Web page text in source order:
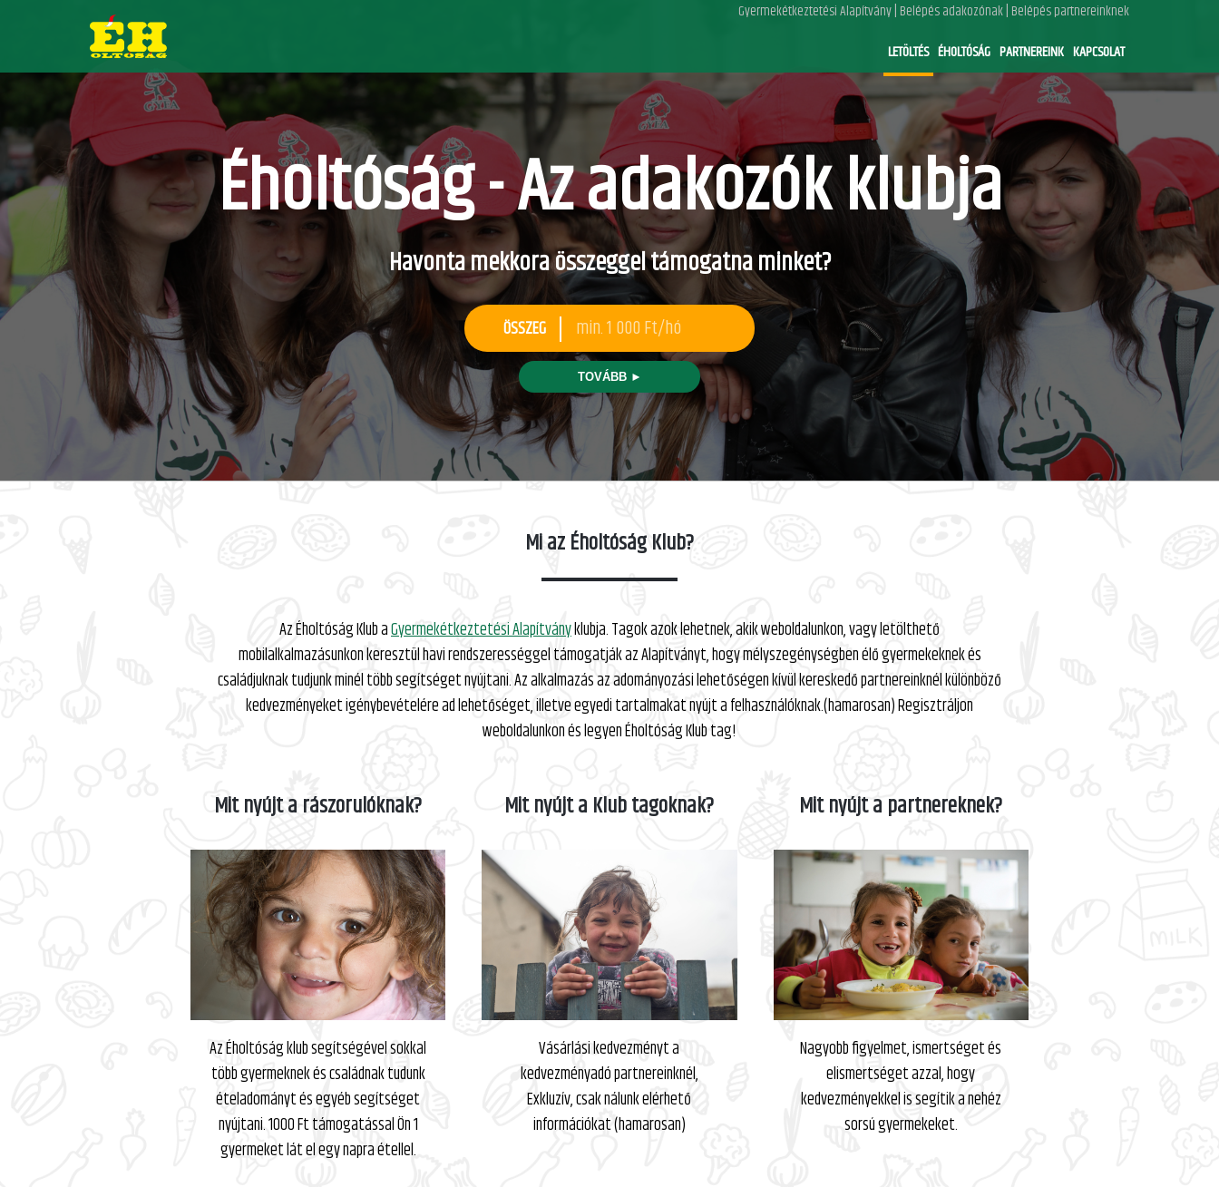
Gyermekétkeztetési Alapítvány| Belépés adakozónak| Belépés partnereinknek
LETÖLTÉS ÉHOLTÓSÁG PARTNEREINK KAPCSOLAT
Éholtóság - Az adakozók klubja
Havonta mekkora összeggel támogatna minket?
ÖSSZEG
TOVÁBB ►
Mi az Éholtóság Klub?
Az Éholtóság Klub aGyermekétkeztetési Alapítványklubja. Tagok azok lehetnek, akik weboldalunkon, vagy letölthető
mobilalkalmazásunkon keresztül havi rendszerességgel támogatják az Alapítványt, hogy mélyszegénységben élő gyermekeknek és
családjuknak tudjunk minél több segítséget nyújtani. Az alkalmazás az adományozási lehetőségen kívül kereskedő partnereinknél különböző
kedvezményeket igénybevételére ad lehetőséget, illetve egyedi tartalmakat nyújt a felhasználóknak.(hamarosan) Regisztráljon
weboldalunkon és legyen Éholtóság Klub tag!
Mit nyújt a rászorulóknak?
Az Éholtóság klub segítségével sokkal
több gyermeknek és családnak tudunk
ételadományt és egyéb segítséget
nyújtani. 1000 Ft támogatással Ön 1
gyermeket lát el egy napra étellel.
Mit nyújt a Klub tagoknak?
Vásárlási kedvezményt a
kedvezményadó partnereinknél,
Exkluzív, csak nálunk elérhető
információkat (hamarosan)
Mit nyújt a partnereknek?
Nagyobb figyelmet, ismertséget és
elismertséget azzal, hogy
kedvezményekkel is segítik a nehéz
sorsú gyermekeket.